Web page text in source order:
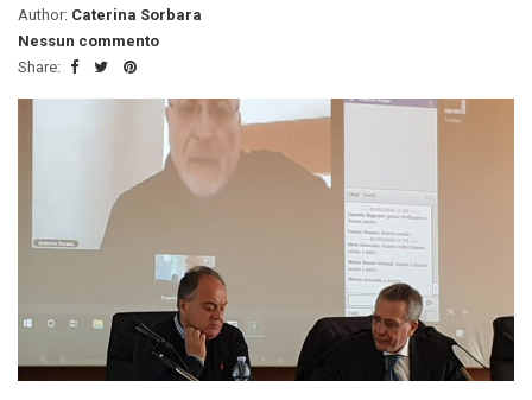
Author: Caterina Sorbara
Nessun commento
Share: